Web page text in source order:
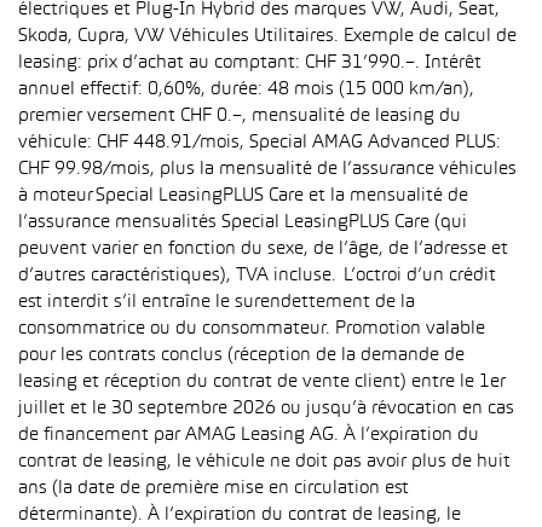
électriques et Plug-In Hybrid des marques VW, Audi, Seat,
Skoda, Cupra, VW Véhicules Utilitaires. Exemple de calcul de
leasing: prix d’achat au comptant: CHF 31’990.–. Intérêt
annuel effectif: 0,60%, durée: 48 mois (15 000 km/an),
premier versement CHF 0.–, mensualité de leasing du
véhicule: CHF 448.91/mois, Special AMAG Advanced PLUS:
CHF 99.98/mois, plus la mensualité de l’assurance véhicules
à moteur Special LeasingPLUS Care et la mensualité de
l’assurance mensualités Special LeasingPLUS Care (qui
peuvent varier en fonction du sexe, de l’âge, de l’adresse et
d’autres caractéristiques), TVA incluse. L’octroi d’un crédit
est interdit s’il entraîne le surendettement de la
consommatrice ou du consommateur. Promotion valable
pour les contrats conclus (réception de la demande de
leasing et réception du contrat de vente client) entre le 1er
juillet et le 30 septembre 2026 ou jusqu’à révocation en cas
de financement par AMAG Leasing AG. À l’expiration du
contrat de leasing, le véhicule ne doit pas avoir plus de huit
ans (la date de première mise en circulation est
déterminante). À l’expiration du contrat de leasing, le